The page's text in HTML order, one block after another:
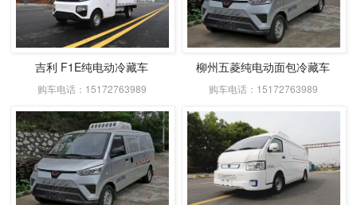
吉利 F1E纯电动冷藏车
购车电话：15172763989
柳州五菱纯电动面包冷藏车
购车电话：15172763989